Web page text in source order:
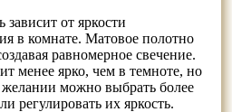
зависит от яркости
в комнате. Матовое полотно
равномерное свечение.
менее ярко, чем в темноте, но
можно выбрать более
регулировать их яркость.